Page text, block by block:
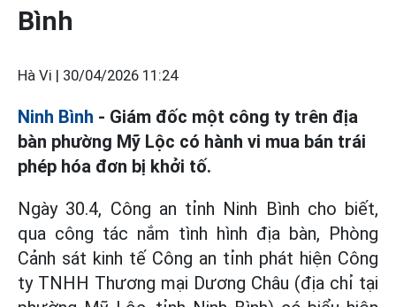
Bình
Hà Vi | 30/04/2026 11:24
Ninh Bình - Giám đốc một công ty trên địa
bàn phường Mỹ Lộc có hành vi mua bán trái
phép hóa đơn bị khởi tố.
Ngày 30.4, Công an tỉnh Ninh Bình cho biết,
qua công tác nắm tình hình địa bàn, Phòng
Cảnh sát kinh tế Công an tỉnh phát hiện Công
ty TNHH Thương mại Dương Châu (địa chỉ tại